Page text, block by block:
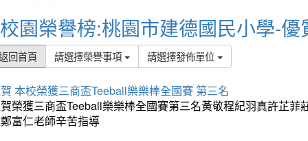
校園榮譽榜:桃園市建德國民小學-優
回首頁 請選擇榮譽事項 請選擇發佈單位
本校榮獲三商盃Teeball樂樂棒全國賽 第三名
榮獲三商盃Teeball樂樂棒全國賽第三名黃敬程紀羽真許芷
富仁老師辛苦指導